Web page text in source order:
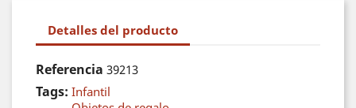
Detalles del producto
Referencia 39213
Tags: Infantil